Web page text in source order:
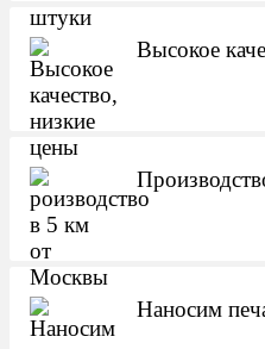
Высокое
Наносим